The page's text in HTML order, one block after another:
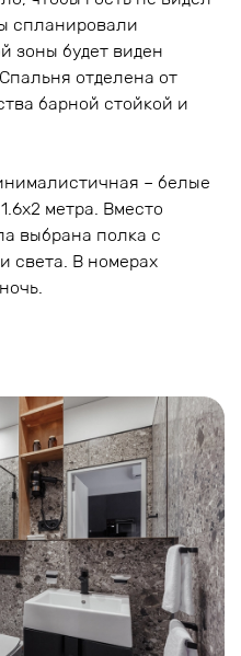
спланировали
зоны будет виден
отделена от
барной стойкой и
– белые
метра. Вместо
выбрана полка с
света. В номерах